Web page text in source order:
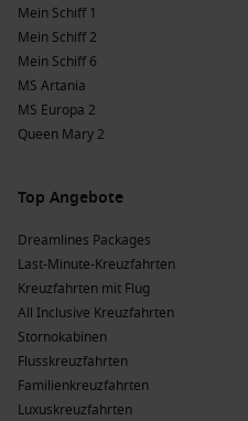
Mein Schiff 1
Mein Schiff 2
Mein Schiff 6
MS Artania
MS Europa 2
Queen Mary 2
Top Angebote
Dreamlines Packages
Last-Minute-Kreuzfahrten
Kreuzfahrten mit Flug
All Inclusive Kreuzfahrten
Stornokabinen
Flusskreuzfahrten
Familienkreuzfahrten
Luxuskreuzfahrten